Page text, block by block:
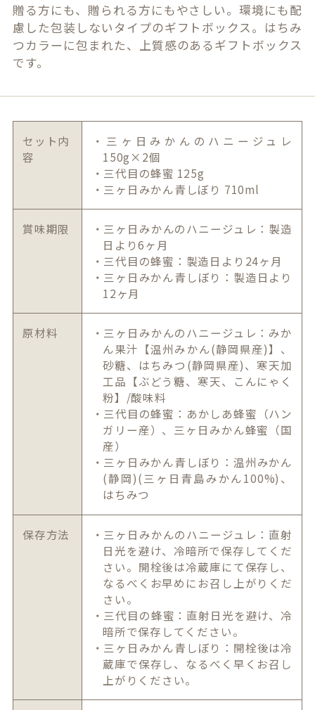
贈る方にも、贈られる方にもやさしい。環境にも配
慮した包装しないタイプのギフトボックス。はちみ
つカラーに包まれた、上質感のあるギフトボックス
です。
セット内
容
・三ヶ日みかんのハニージュレ
150g×2個
・三代目の蜂蜜 125g
・三ヶ日みかん青しぼり 710ml
賞味期限
・三ヶ日みかんのハニージュレ：製造
日より6ヶ月
・三代目の蜂蜜：製造日より24ヶ月
・三ヶ日みかん青しぼり：製造日より
12ヶ月
原材料
・三ヶ日みかんのハニージュレ：みか
ん果汁【温州みかん(静岡県産)】、
砂糖、はちみつ(静岡県産)、寒天加
工品【ぶどう糖、寒天、こんにゃく
粉】/酸味料
・三代目の蜂蜜：あかしあ蜂蜜（ハン
ガリー産）、三ヶ日みかん蜂蜜（国
産）
・三ヶ日みかん青しぼり：温州みかん
(静岡)(三ヶ日青島みかん100%)、
はちみつ
保存方法
・三ヶ日みかんのハニージュレ：直射
日光を避け、冷暗所で保存してくだ
さい。開栓後は冷蔵庫にて保存し、
なるべくお早めにお召し上がりくだ
さい。
・三代目の蜂蜜：直射日光を避け、冷
暗所で保存してください。
・三ヶ日みかん青しぼり：開栓後は冷
蔵庫で保存し、なるべく早くお召し
上がりください。